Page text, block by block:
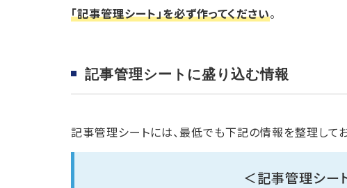
「記事管理シート」を必ず作ってください。
記事管理シートに盛り込む情報
記事管理シートには、最低でも下記の情報を整理してお
＜記事管理シー